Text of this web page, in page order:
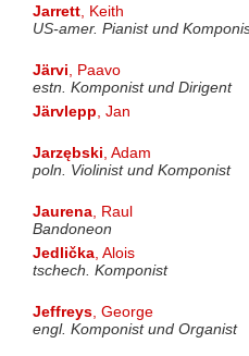
Jarrett, Keith
US-amer. Pianist und
Järvi , Paavo
estn. Komponist und Dirigent
Järvlepp , Jan
Jarzębski , Adam
poln. Violinist und Komponist
Jaurena, Raul
Bandoneon
Jedlička, Alois
tschech. Komponist
Jeffreys, George
engl. Komponist und Organist